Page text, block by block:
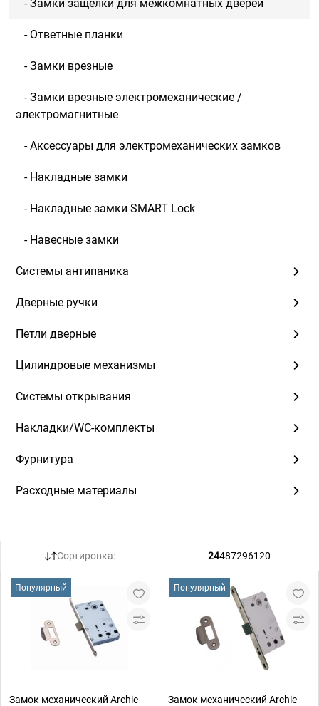
- Замки защелки для межкомнатных дверей
- Ответные планки
- Замки врезные
- Замки врезные электромеханические /
электромагнитные
- Аксессуары для электромеханических замков
- Накладные замки
- Накладные замки SMART Lock
- Навесные замки
Системы антипаника
Дверные ручки
Петли дверные
Цилиндровые механизмы
Системы открывания
Накладки/WC-комплекты
Фурнитура
Расходные материалы
Сортировка: 24487296120
Популярный
Замок механический Archie
Популярный
Замок механический Archie